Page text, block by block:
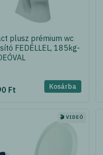
plusz prémium wc
FEDÉLLEL, 185kg-
Ft Kosárba
🎬 VIDEÓ